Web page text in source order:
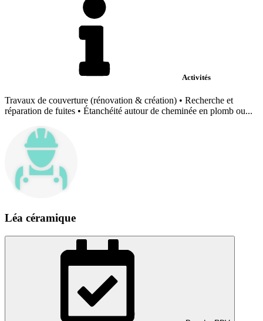
Activités
Travaux de couverture (rénovation & création) • Recherche et
réparation de fuites • Étanchéité autour de cheminée en plomb ou...
Léa céramique